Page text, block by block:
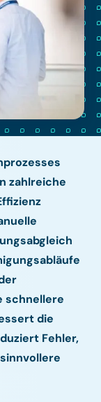
zahlreiche
schnellere
die
Fehler,